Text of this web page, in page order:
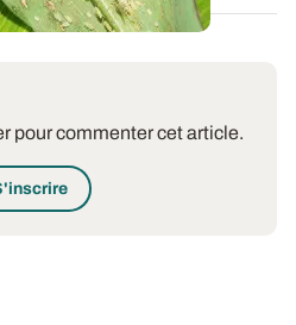
pour commenter cet article.